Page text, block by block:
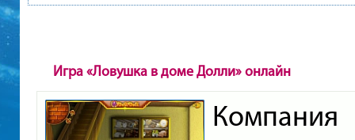
Игра «Ловушка в доме Долли» онлайн